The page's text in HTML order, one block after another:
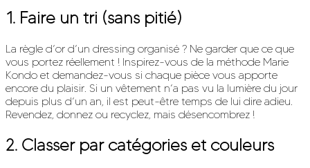
1. Faire un tri (sans pitié)
La règle d’or d’un dressing organisé ? Ne garder que ce que
vous portez réellement ! Inspirez-vous de la méthode Marie
Kondo et demandez-vous si chaque pièce vous apporte
encore du plaisir. Si un vêtement n’a pas vu la lumière du jour
depuis plus d’un an, il est peut-être temps de lui dire adieu.
Revendez, donnez ou recyclez, mais désencombrez !
2. Classer par catégories et couleurs